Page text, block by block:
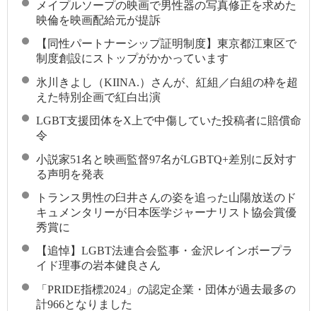
メイプルソープの映画で男性器の写真修正を求めた
映倫を映画配給元が提訴
【同性パートナーシップ証明制度】東京都江東区で
制度創設にストップがかかっています
氷川きよし（KIINA.）さんが、紅組／白組の枠を超
えた特別企画で紅白出演
LGBT支援団体をX上で中傷していた投稿者に賠償命
令
小説家51名と映画監督97名がLGBTQ+差別に反対す
る声明を発表
トランス男性の臼井さんの姿を追った山陽放送のド
キュメンタリーが日本医学ジャーナリスト協会賞優
秀賞に
【追悼】LGBT法連合会監事・金沢レインボープラ
イド理事の岩本健良さん
「PRIDE指標2024」の認定企業・団体が過去最多の
計966となりました